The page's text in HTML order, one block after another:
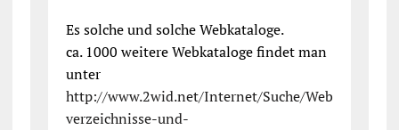
Es solche und solche Webkataloge.
ca. 1000 weitere Webkataloge findet man
unter
http://www.2wid.net/Internet/Suche/Web
verzeichnisse-und-